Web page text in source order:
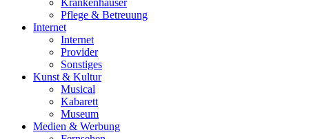
Krankenhäuser
Pflege & Betreuung
Internet
Internet
Provider
Sonstiges
Kunst & Kultur
Musical
Kabarett
Museum
Medien & Werbung